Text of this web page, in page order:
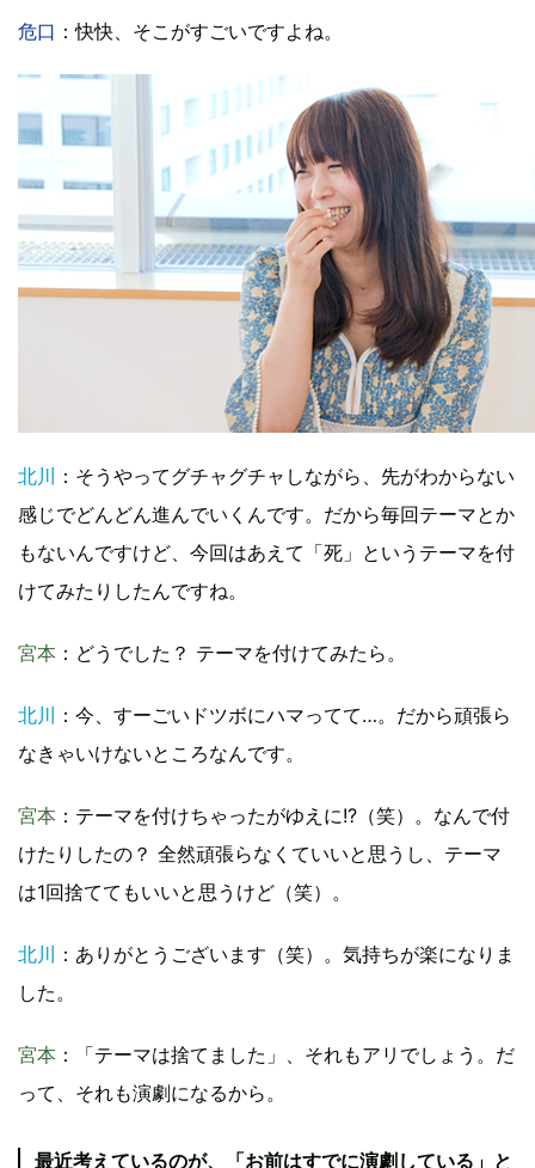
危口 ：快快、そこがすごいですよね。
北川 ：そうやってグチャグチャしながら、先がわからない
感じでどんどん進んでいくんです。だから毎回テーマとか
もないんですけど、今回はあえて「死」というテーマを付
けてみたりしたんですね。
宮本 ：どうでした？ テーマを付けてみたら。
北川 ：今、すーごいドツボにハマってて…。だから頑張ら
なきゃいけないところなんです。
宮本 ：テーマを付けちゃったがゆえに!?（笑）。なんで付
けたりしたの？ 全然頑張らなくていいと思うし、テーマ
は1回捨ててもいいと思うけど（笑）。
北川 ：ありがとうございます（笑）。気持ちが楽になりま
した。
宮本 ：「テーマは捨てました」、それもアリでしょう。だ
って、それも演劇になるから。
最近考えているのが、「お前はすでに演劇している」と